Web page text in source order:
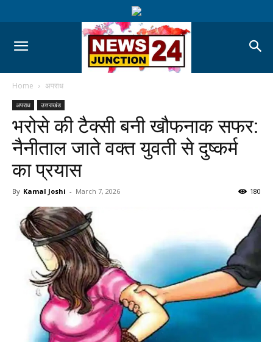
Home अपराध
अपराध उत्तराखंड
भरोसे की टैक्सी बनी खौफनाक सफर:
नैनीताल जाते वक्त युवती से दुष्कर्म
का प्रयास
By Kamal Joshi - March 7, 2026 180